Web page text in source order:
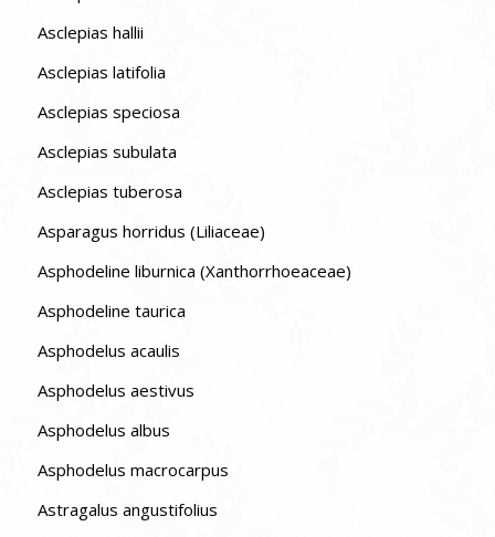
Asclepias hallii
Asclepias latifolia
Asclepias speciosa
Asclepias subulata
Asclepias tuberosa
Asparagus horridus (Liliaceae)
Asphodeline liburnica (Xanthorrhoeaceae)
Asphodeline taurica
Asphodelus acaulis
Asphodelus aestivus
Asphodelus albus
Asphodelus macrocarpus
Astragalus angustifolius